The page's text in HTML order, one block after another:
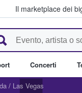
Il marketplace dei
- Dove i
Concerti
/ Las Vegas